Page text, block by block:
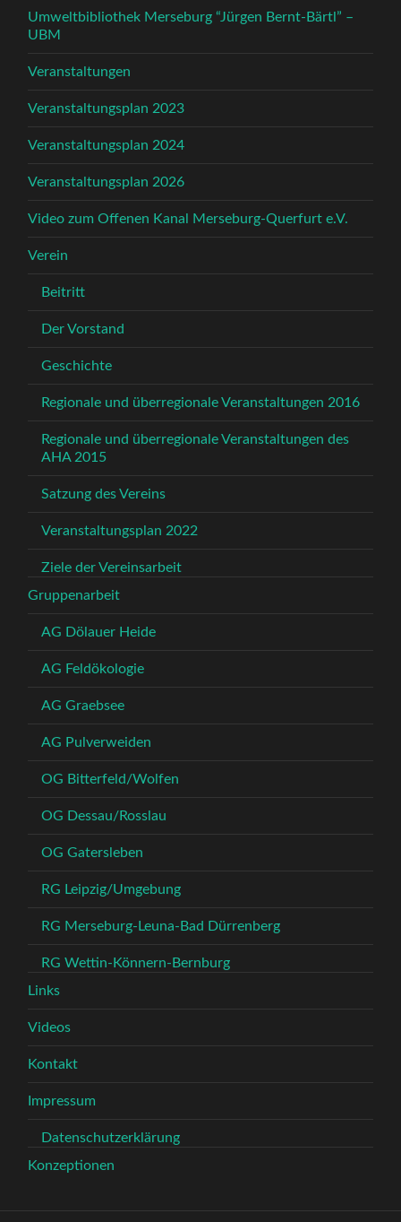
Umweltbibliothek Merseburg “Jürgen Bernt-Bärtl” –
UBM
Veranstaltungen
Veranstaltungsplan 2023
Veranstaltungsplan 2024
Veranstaltungsplan 2026
Video zum Offenen Kanal Merseburg-Querfurt e.V.
Verein
Beitritt
Der Vorstand
Geschichte
Regionale und überregionale Veranstaltungen 2016
Regionale und überregionale Veranstaltungen des
AHA 2015
Satzung des Vereins
Veranstaltungsplan 2022
Ziele der Vereinsarbeit
Gruppenarbeit
AG Dölauer Heide
AG Feldökologie
AG Graebsee
AG Pulverweiden
OG Bitterfeld/Wolfen
OG Dessau/Rosslau
OG Gatersleben
RG Leipzig/Umgebung
RG Merseburg-Leuna-Bad Dürrenberg
RG Wettin-Könnern-Bernburg
Links
Videos
Kontakt
Impressum
Datenschutzerklärung
Konzeptionen